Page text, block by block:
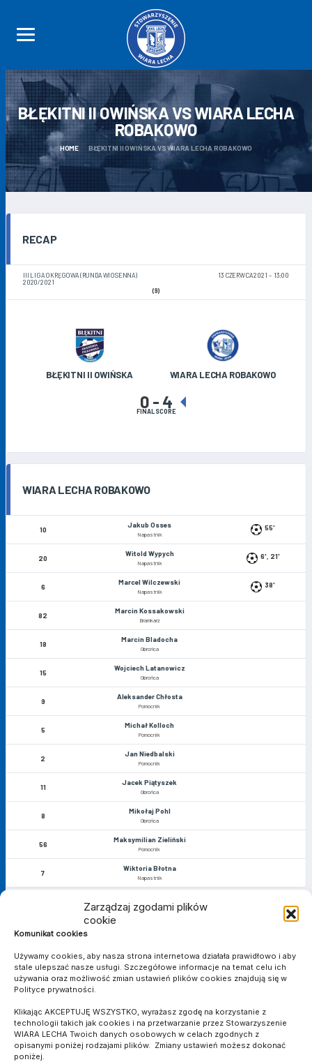
Zarządzaj zgodami plików
cookie
Komunikat cookies
Używamy cookies, aby nasza strona internetowa działała prawidłowo i aby
stale ulepszać nasze usługi. Szczegółowe informacje na temat celu ich
używania oraz możliwość zmian ustawień plików cookies znajdują się w
Polityce prywatności.
Klikając AKCEPTUJĘ WSZYSTKO, wyrażasz zgodę na korzystanie z
technologii takich jak cookies i na przetwarzanie przez Stowarzyszenie
WIARA LECHA Twoich danych osobowych w celach zgodnych z
opisanymi poniżej rodzajami plików. Zmiany ustawień możesz dokonać
poniżej.
BŁĘKITNI II OWIŃSKA VS WIARA LECHA
ROBAKOWO
HOME BŁĘKITNI II OWIŃSKA VS WIARA LECHA ROBAKOWO
RECAP
III LIGA OKRĘGOWA (RUNDA WIOSENNA)
2020/2021
13 CZERWCA 2021
13:00
(9)
BŁĘKITNI II OWIŃSKA WIARA LECHA ROBAKOWO
0 - 4
FINAL SCORE
WIARA LECHA ROBAKOWO
10
Jakub Osses
Napastnik
55'
20
Witold Wypych
Napastnik
6', 21'
6
Marcel Wilczewski
Napastnik
38'
82
Marcin Kossakowski
Bramkarz
18
Marcin Bladocha
Obrońca
15
Wojciech Latanowicz
Obrońca
9
Aleksander Chłosta
Pomocnik
5
Michał Kolloch
Pomocnik
2
Jan Niedbalski
Pomocnik
11
Jacek Piątyszek
Obrońca
8
Mikołaj Pohl
Obrońca
56
Maksymilian Zieliński
Pomocnik
7
Wiktoria Błotna
Napastnik
MATCH STATS
BRAMKI
0
ASYSTY
0 0